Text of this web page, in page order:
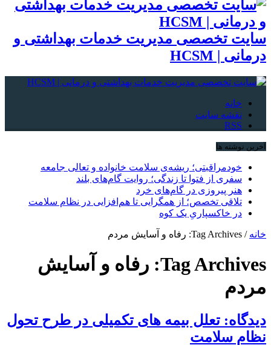
سایت تخصصی مدیریت خدمات بهداشتی و
درمانی | HCSM
خانه
نقشه سایت
RSS
آخرین نوشته ها
خودمراقبتی؛ ریشه‌ی سلامت خانواده و تعالی جامعه
سفری از فتوا تا زندگی؛ روایت گام‌های بلند
هنر پیروزی در گام‌های خرد
تلاقی تخصص؛ از همگرایی تا هم‌افزایی در نظام سلامت
در خاکسپاریِ یک کوه
خانه / Tag Archives: رفاه و آسایش مردم
Tag Archives: رفاه و آسایش
مردم
دیدگاه: تعلل بیمه های تکمیلی در طرح تحول
نظام سلامت